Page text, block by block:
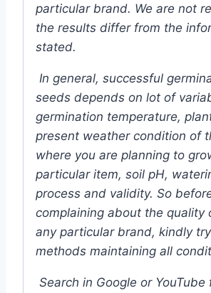
particular brand. We are not
the results differ from the
stated.
In general, successful
seeds depends on lot of
germination temperature,
present weather condition of
where you are planning to
particular item, soil pH,
process and validity. So
complaining about the quality
any particular brand, kindly
methods maintaining all
Search in Google or